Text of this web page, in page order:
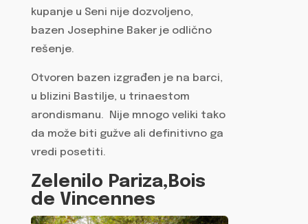
kupanje u Seni nije dozvoljeno,
bazen Josephine Baker je odlično
rešenje.
Otvoren bazen izgrađen je na barci,
u blizini Bastilje, u trinaestom
arondismanu. Nije mnogo veliki tako
da može biti gužve ali definitivno ga
vredi posetiti.
Zelenilo Pariza,Bois
de Vincennes